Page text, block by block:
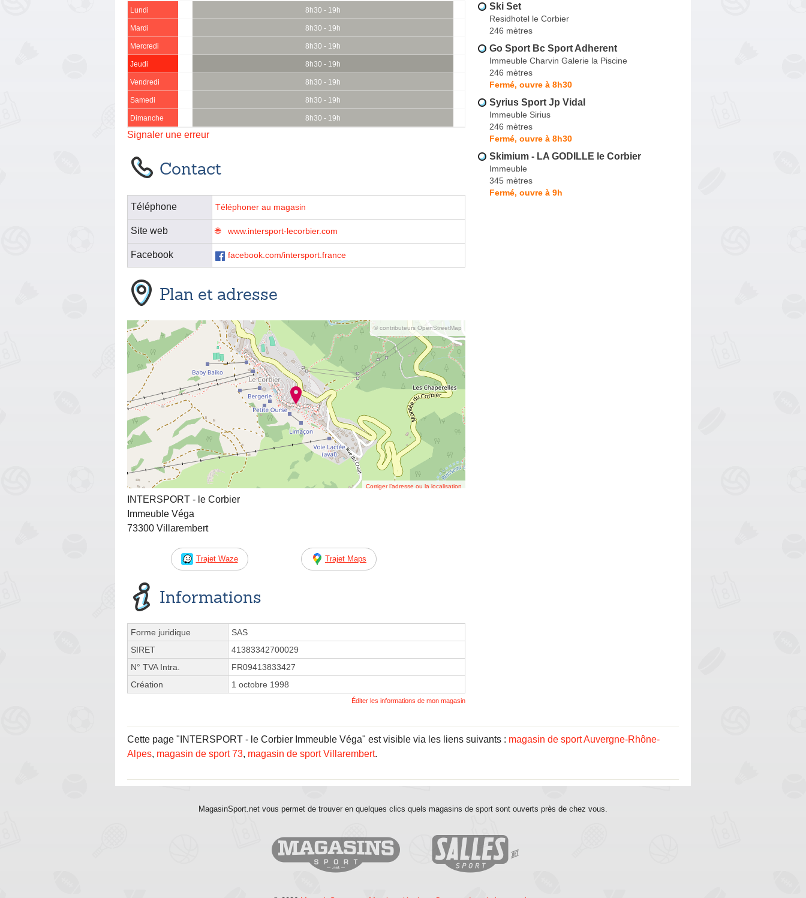
Lundi 8h30 - 19h
Mardi 8h30 - 19h
Mercredi 8h30 - 19h
Jeudi 8h30 - 19h
Vendredi 8h30 - 19h
Samedi 8h30 - 19h
Dimanche 8h30 - 19h
Signaler une erreur
Contact
Téléphone Téléphoner au magasin
Site web www.intersport-lecorbier.com
Facebook facebook.com/intersport.france
Plan et adresse
© contributeurs OpenStreetMap
Corriger l’adresse ou la localisation
INTERSPORT - le Corbier
Immeuble Véga
73300 Villarembert
Trajet Waze Trajet Maps
Informations
Forme juridique
SAS
SIRET
41383342700029
N° TVA Intra.
FR09413833427
Création
1 octobre 1998
Éditer les informations de mon magasin
Ski Set
Residhotel le Corbier
246 mètres
Go Sport Bc Sport Adherent
Immeuble Charvin Galerie la Piscine
246 mètres
Fermé, ouvre à 8h30
Syrius Sport Jp Vidal
Immeuble Sirius
246 mètres
Fermé, ouvre à 8h30
Skimium - LA GODILLE le Corbier
Immeuble
345 mètres
Fermé, ouvre à 9h
Cette page "INTERSPORT - le Corbier Immeuble Véga" est visible via les liens suivants : magasin de sport Auvergne-Rhône-
Alpes, magasin de sport 73, magasin de sport Villarembert.
MagasinSport.net vous permet de trouver en quelques clics quels magasins de sport sont ouverts près de chez vous.